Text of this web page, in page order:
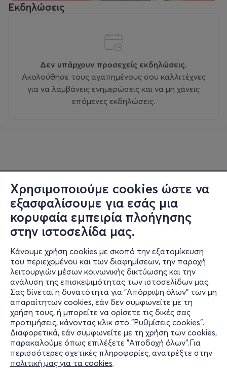
Χρησιμοποιούμε cookies ώστε να
εξασφαλίσουμε για εσάς μια
κορυφαία εμπειρία πλοήγησης
στην ιστοσελίδα μας.
Κάνουμε χρήση cookies με σκοπό την εξατομίκευση
του περιεχομένου και των διαφημίσεων, την παροχή
λειτουργιών μέσων κοινωνικής δικτύωσης και την
ανάλυση της επισκεψιμότητας των ιστοσελίδων μας.
Σας δίνεται η δυνατότητα για "Απόρριψη όλων" των μη
απαραίτητων cookies, εάν δεν συμφωνείτε με τη
χρήση τους, ή μπορείτε να ορίσετε τις δικές σας
προτιμήσεις, κάνοντας κλικ στο "Ρυθμίσεις cookies".
Διαφορετικά, εάν συμφωνείτε με τη χρήση των cookies,
παρακαλούμε όπως επιλέξετε "Αποδοχή όλων".Για
περισσότερες σχετικές πληροφορίες, ανατρέξτε στην
πολιτική μας για τα cookies.
Εκδηλώσεις
Δεν υπάρχουν προσεχείς εκδηλώσεις.
Ακολούθησε τους αγαπημένους σου καλλιτέχνες
για να λαμβάνεις ενημερώσεις και να μη χάνεις
επόμενες εκδηλώσεις.
Πληροφορίες
Υποστήριξη
Stay Connected